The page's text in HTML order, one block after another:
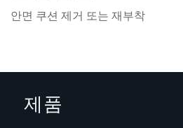
안면 쿠션 제거 또는 재부착
제품